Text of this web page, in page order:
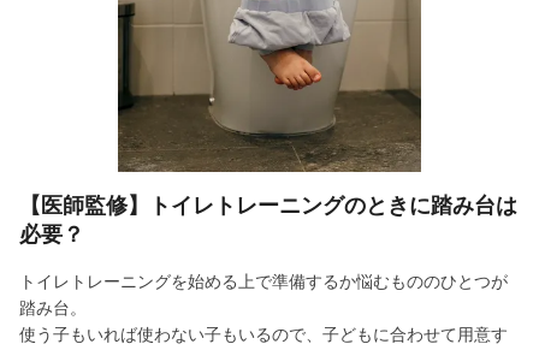
【医師監修】トイレトレーニングのときに踏み台は
必要？
トイレトレーニングを始める上で準備するか悩むもののひとつが
踏み台。
使う子もいれば使わない子もいるので、子どもに合わせて用意す